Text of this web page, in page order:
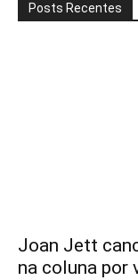
Posts Recentes
Joan Jett
na coluna por